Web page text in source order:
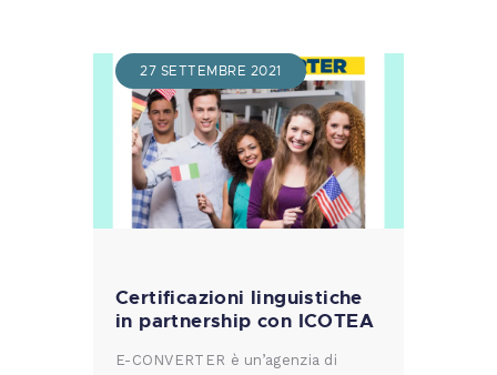
CONTATTI
€ 0,00
27 SETTEMBRE 2021
Certificazioni linguistiche
in partnership con ICOTEA
E-CONVERTER è un’agenzia di